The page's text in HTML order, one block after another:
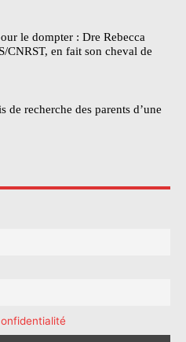
le dompter : Dre Rebecca
CNRST, en fait son cheval de
recherche des parents d’une